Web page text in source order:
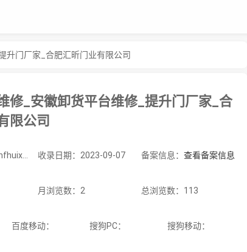
升门厂家_合肥汇昕门业有限公司
修_安徽卸货平台维修_提升门厂家_合
限公司
站点域名：www.hfhuixinmy.com 收录日期：2023-09-07 备案信息：查看备案信息
月浏览数：2 总浏览数：113
百度移动： 搜狗PC： 搜狗移动：